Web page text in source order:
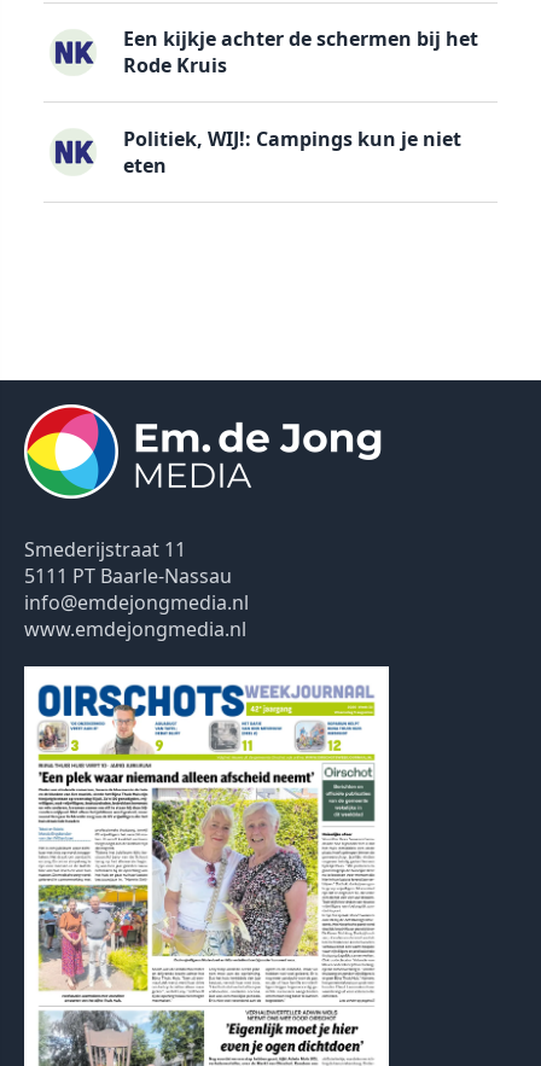
Een kijkje achter de schermen bij het
Rode Kruis
Politiek, WIJ!: Campings kun je niet
eten
Smederijstraat 11
5111 PT Baarle-Nassau
info@emdejongmedia.nl
www.emdejongmedia.nl